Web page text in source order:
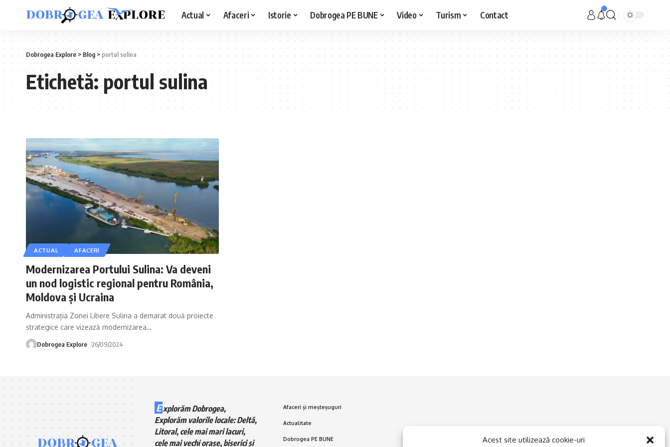
Acest site utilizează cookie-uri
Actual Afaceri Istorie Dobrogea PE BUNE Video Turism Contact
Dobrogea Explore> Blog >portul sulina
Etichetă:portul sulina
ACTUAL AFACERI
Modernizarea Portului Sulina: Va deveni
un nod logistic regional pentru România,
Moldova și Ucraina
Administrația Zonei Libere Sulina a demarat două proiecte
strategice care vizează modernizarea…
Dobrogea Explore 26/09/2024
E xplorăm Dobrogea,
Explorăm valorile locale: Deltă,
Litoral, cele mai mari lacuri,
cele mai vechi orașe, biserici și
Afaceri și meșteșuguri
Actualitate
Dobrogea PE BUNE